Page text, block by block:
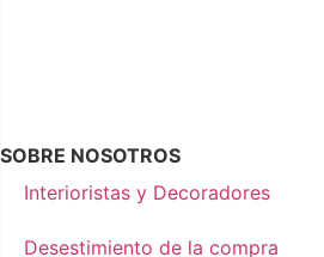
SOBRE NOSOTROS
Interioristas y Decoradores
Desestimiento de la compra